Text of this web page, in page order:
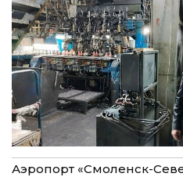
Аэропорт «Смоленск-